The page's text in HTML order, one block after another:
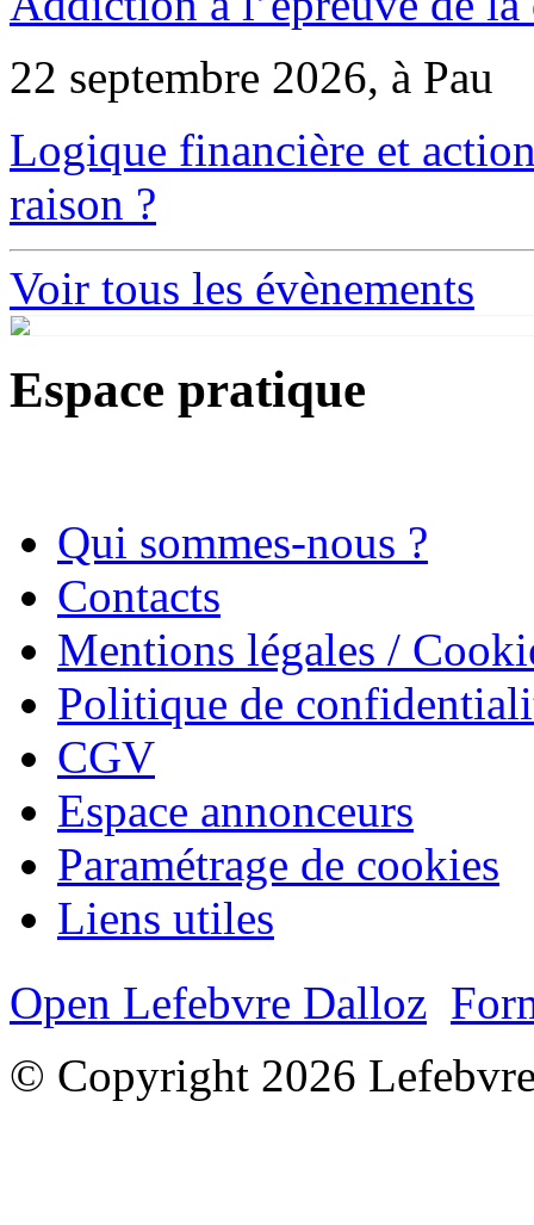
22 septembre 2026, à Pau
Logique financière et
raison ?
Voir tous les évènements
Espace pratique
Qui sommes-nous ?
Contacts
Mentions légales /
Politique de
CGV
Espace annonceurs
Paramétrage de cookies
Liens utiles
Open Lefebvre Dalloz
© Copyright 2026